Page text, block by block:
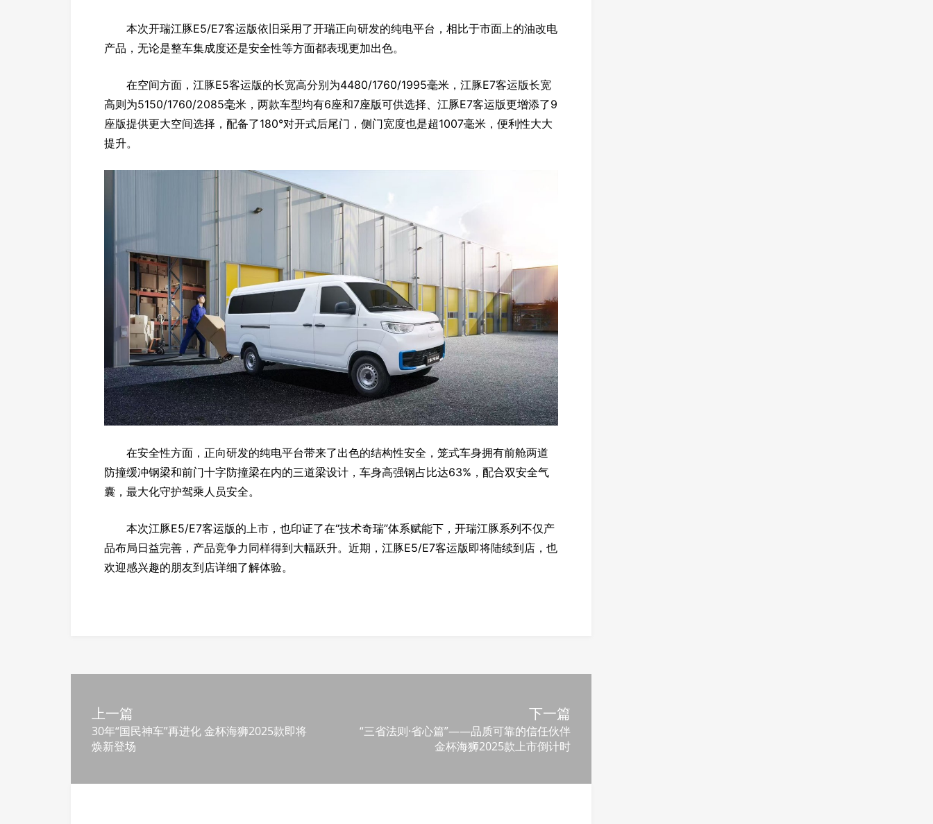
本次开瑞江豚E5/E7客运版依旧采用了开瑞正向研发的纯电平台，相比于市面上的油改电
产品，无论是整车集成度还是安全性等方面都表现更加出色。
在空间方面，江豚E5客运版的长宽高分别为4480/1760/1995毫米，江豚E7客运版长宽
高则为5150/1760/2085毫米，两款车型均有6座和7座版可供选择、江豚E7客运版更增添了9
座版提供更大空间选择，配备了180°对开式后尾门，侧门宽度也是超1007毫米，便利性大大
提升。
在安全性方面，正向研发的纯电平台带来了出色的结构性安全，笼式车身拥有前舱两道
防撞缓冲钢梁和前门十字防撞梁在内的三道梁设计，车身高强钢占比达63%，配合双安全气
囊，最大化守护驾乘人员安全。
本次江豚E5/E7客运版的上市，也印证了在“技术奇瑞”体系赋能下，开瑞江豚系列不仅产
品布局日益完善，产品竞争力同样得到大幅跃升。近期，江豚E5/E7客运版即将陆续到店，也
欢迎感兴趣的朋友到店详细了解体验。
上一篇
30年“国民神车”再进化 金杯海狮2025款即将
焕新登场
下一篇
“三省法则·省心篇”——品质可靠的信任伙伴
金杯海狮2025款上市倒计时